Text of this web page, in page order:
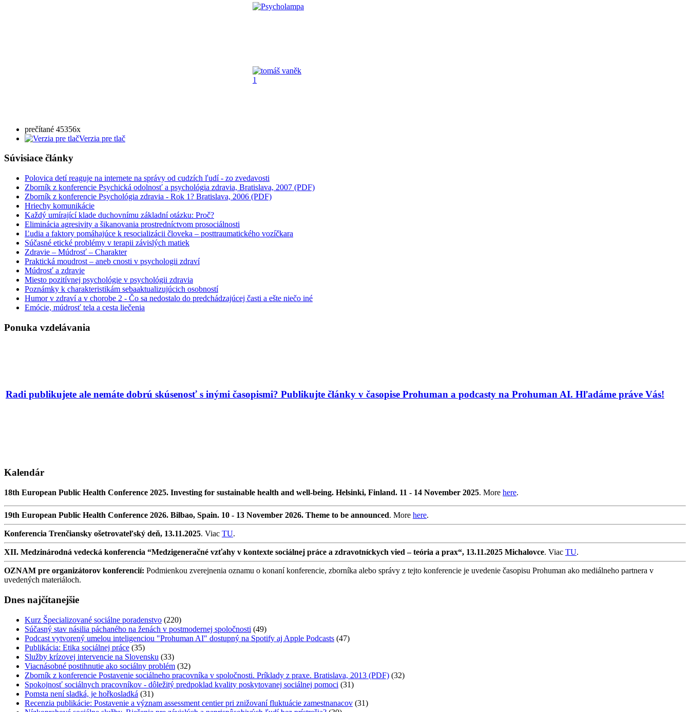
prečítané 45356x
Verzia pre tlač
Súvisiace články
Polovica detí reaguje na internete na správy od cudzích ľudí - zo zvedavosti
Zborník z konferencie Psychická odolnosť a psychológia zdravia, Bratislava, 2007 (PDF)
Zborník z konferencie Psychológia zdravia - Rok 1? Bratislava, 2006 (PDF)
Hriechy komunikácie
Každý umírající klade duchovnímu základní otázku: Proč?
Eliminácia agresivity a šikanovania prostredníctvom prosociálnosti
Ľudia a faktory pomáhajúce k resocializácii človeka – posttraumatického vozíčkara
Súčasné etické problémy v terapii závislých matiek
Zdravie – Múdrosť – Charakter
Praktická moudrost – aneb cnosti v psychologii zdraví
Múdrosť a zdravie
Miesto pozitívnej psychológie v psychológii zdravia
Poznámky k charakteristikám sebaaktualizujúcich osobností
Humor v zdraví a v chorobe 2 - Čo sa nedostalo do predchádzajúcej časti a ešte niečo iné
Emócie, múdrosť tela a cesta liečenia
Ponuka vzdelávania
Radi publikujete ale nemáte dobrú skúsenosť s inými časopismi? Publikujte články v časopise Prohuman a podcasty na Prohuman AI. Hľadáme práve Vás!
Kalendár
18th European Public Health Conference 2025. Investing for sustainable health and well-being. Helsinki, Finland. 11 - 14 November 2025. More here.
19th European Public Health Conference 2026. Bilbao, Spain. 10 - 13 November 2026. Theme to be announced. More here.
Konferencia Trenčiansky ošetrovateľský deň, 13.11.2025. Viac TU.
XII. Medzinárodná vedecká konferencia “Medzigeneračné vzťahy v kontexte sociálnej práce a zdravotníckych vied – teória a prax“, 13.11.2025 Michalovce. Viac TU.
OZNAM pre organizátorov konferencií: Podmienkou zverejnenia oznamu o konaní konferencie, zborníka alebo správy z tejto konferencie je uvedenie časopisu Prohuman ako mediálneho partnera v
uvedených materiáloch.
Dnes najčítanejšie
Kurz Špecializované sociálne poradenstvo (220)
Súčasný stav násilia páchaného na ženách v postmodernej spoločnosti (49)
Podcast vytvorený umelou inteligenciou "Prohuman AI" dostupný na Spotify aj Apple Podcasts (47)
Publikácia: Etika sociálnej práce (35)
Služby krízovej intervencie na Slovensku (33)
Viacnásobné postihnutie ako sociálny problém (32)
Zborník z konferencie Postavenie sociálneho pracovníka v spoločnosti. Príklady z praxe. Bratislava, 2013 (PDF) (32)
Spokojnosť sociálnych pracovníkov - dôležitý predpoklad kvality poskytovanej sociálnej pomoci (31)
Pomsta není sladká, je hořkosladká (31)
Recenzia publikácie: Postavenie a význam assessment centier pri znižovaní fluktuácie zamestnanacov (31)